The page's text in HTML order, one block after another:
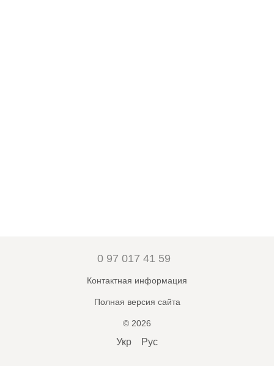
0 97 017 41 59
Контактная информация
Полная версия сайта
© 2026
Укр Рус